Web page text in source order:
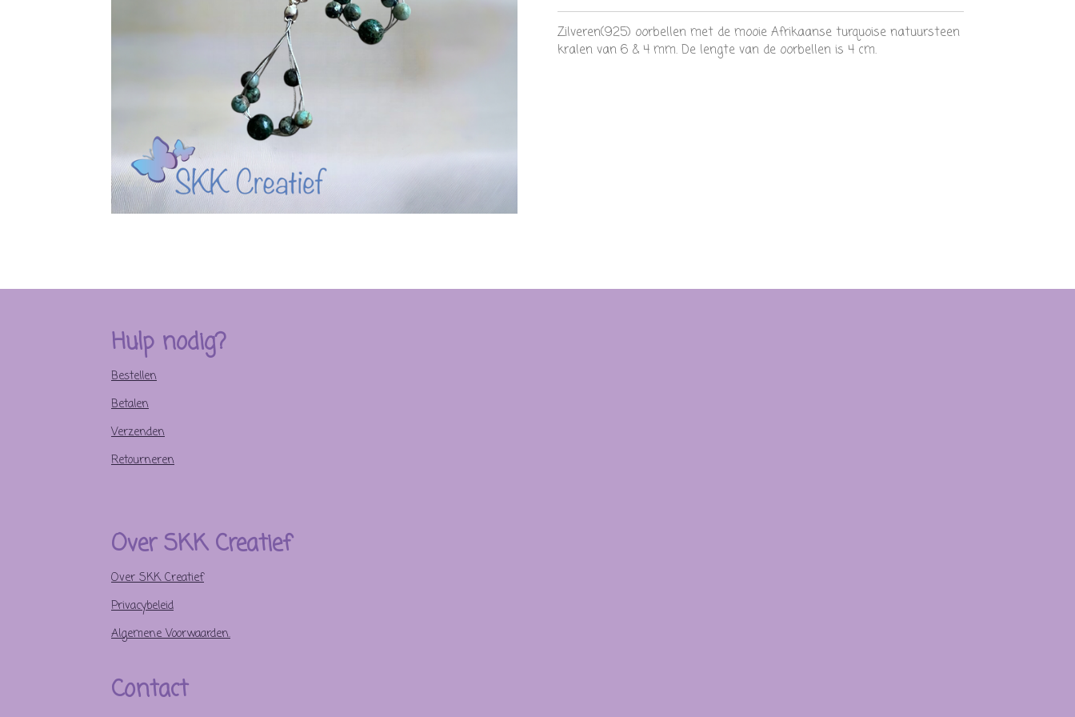
Zilveren(925) oorbellen met de mooie Afrikaanse turquoise natuursteen
kralen van 6 & 4 mm. De lengte van de oorbellen is 4 cm.
Hulp nodig?
Bestellen
Betalen
Verzenden
Retourneren
Over SKK Creatief
Over SKK Creatief
Privacybeleid
Algemene Voorwaarden.
Contact